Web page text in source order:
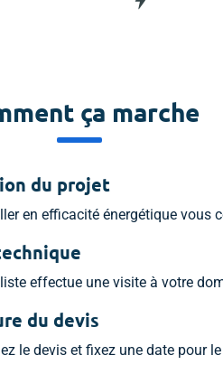
ça marche
du projet
en efficacité énergétique vous
effectue une visite à votre
du devis
le devis et fixez une date pour